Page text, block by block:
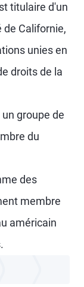
titulaire d'un
Californie,
unies en
droits de la
groupe de
du
des
membre
américain